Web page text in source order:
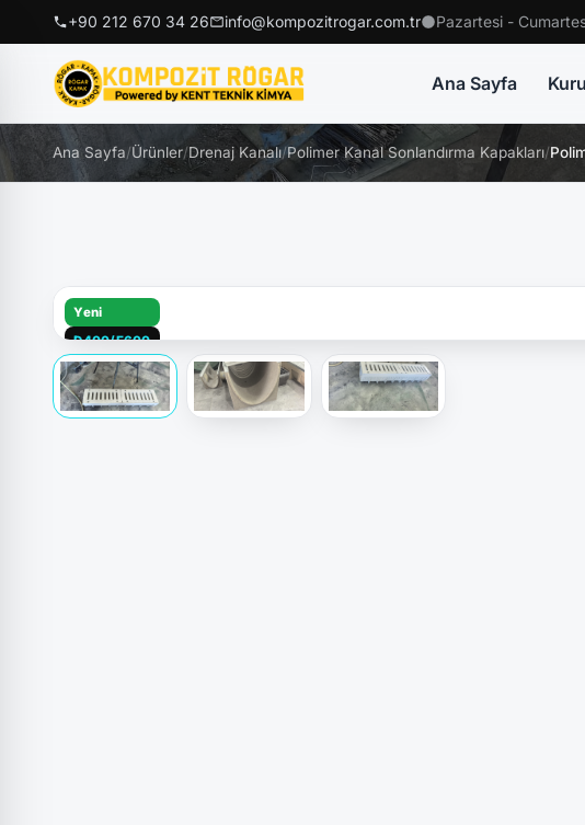
+90 212 670 34 26 info@kompozitrogar.com.tr Pazartesi -
Ana Sayfa
Ana Sayfa/Ürünler/Drenaj Kanalı/Polimer Kanal Sonlandırma Kapakları/
Yeni
D400/E600